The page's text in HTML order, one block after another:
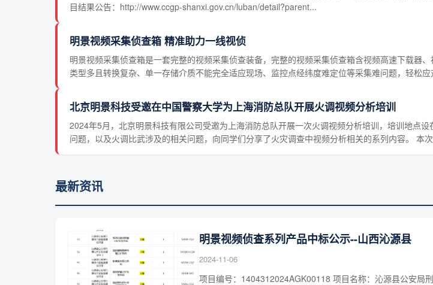
目结果公告：http://www.ccgp-shanxi.gov.cn/luban/detail?parent...
明景视频采集侦查箱 精准助力一线视侦
明景视频采集侦查箱是一套完整的视频采集侦查装备，完整的视频采集侦查箱含视频高速下载器
类型多且转换复杂、单一存储介质不能完全适应现场、监控点经纬度难定位等采集难问题，轻松
北京明景科技受邀在中国警察大学为上海消防总队开展火调视频分析培训
2024年5月，北京明景科技有限公司受邀为上海消防总队开展一次火调视频分析培训，培训地点
问题，以及火调比武涉及的相关问题，向同学们分享了火灾调查中视频分析相关的系列内容。 本
最新资讯
明景视频侦查系列产品中标公示--山西沁源县
2024-11-06
项目编号：1404312024AGK00118 项目名称：沁源县公安局